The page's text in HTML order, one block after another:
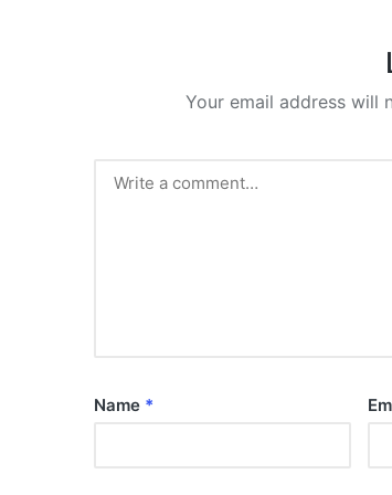
Your email address will
Name *